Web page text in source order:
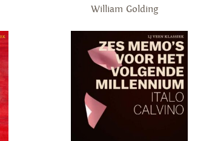
William Golding